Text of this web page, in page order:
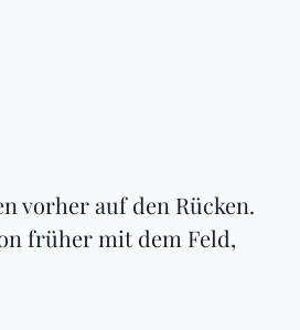
vorher auf den Rücken.
früher mit dem Feld,